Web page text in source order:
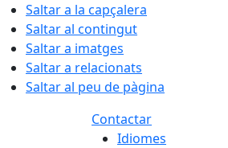
Saltar a la capçalera
Saltar al contingut
Saltar a imatges
Saltar a relacionats
Saltar al peu de pàgina
Contactar
Idiomes